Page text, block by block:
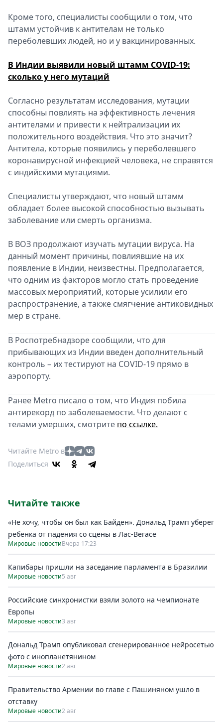
Кроме того, специалисты сообщили о том, что
штамм устойчив к антителам не только
переболевших людей, но и у вакцинированных.
В Индии выявили новый штамм COVID-19:
сколько у него мутаций
Согласно результатам исследования, мутации
способны повлиять на эффективность лечения
антителами и привести к нейтрализации их
положительного воздействия. Что это значит?
Антитела, которые появились у переболевшего
коронавирусной инфекцией человека, не справятся
с индийскими мутациями.
Специалисты утверждают, что новый штамм
обладает более высокой способностью вызывать
заболевание или смерть организма.
В ВОЗ продолжают изучать мутации вируса. На
данный момент причины, повлиявшие на их
появление в Индии, неизвестны. Предполагается,
что одним из факторов могло стать проведение
массовых мероприятий, которые усилили его
распространение, а также смягчение антиковидных
мер в стране.
В Роспотребнадзоре сообщили, что для
прибывающих из Индии введен дополнительный
контроль – их тестируют на COVID-19 прямо в
аэропорту.
Ранее Metro писало о том, что Индия побила
антирекорд по заболеваемости. Что делают с
телами умерших, смотрите по ссылке.
Читайте Metro в
Поделиться
Читайте также
«Не хочу, чтобы он был как Байден». Дональд Трамп уберег
ребенка от падения со сцены в Лас-Вегасе
Мировые новостиВчера 17:23
Капибары пришли на заседание парламента в Бразилии
Мировые новости5 авг
Российские синхронистки взяли золото на чемпионате
Европы
Мировые новости3 авг
Дональд Трамп опубликовал сгенерированное нейросетью
фото с инопланетянином
Мировые новости2 авг
Правительство Армении во главе с Пашиняном ушло в
отставку
Мировые новости2 авг